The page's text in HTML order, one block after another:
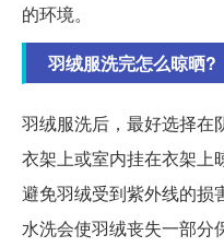
的环境。
羽绒服洗完怎么晾晒?
羽绒服洗后，最好选择在
衣架上或室内挂在衣架上
避免羽绒受到紫外线的损
水洗会使羽绒丧失一部分